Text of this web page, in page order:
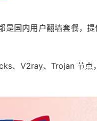
是国内用户翻墙套餐，
、V2ray、Trojan 节点